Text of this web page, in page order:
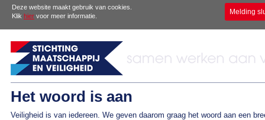
Deze website maakt gebruik van cookies.
Klik hier voor meer informatie. Melding
Het woord is aan
Veiligheid is van iedereen. We geven daarom graag het woord aan een